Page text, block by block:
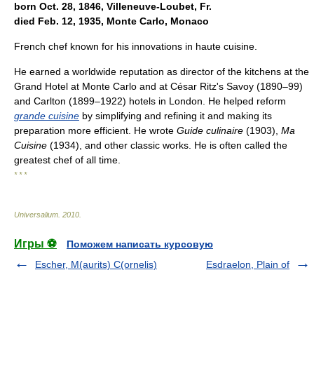
born Oct. 28, 1846, Villeneuve-Loubet, Fr.
died Feb. 12, 1935, Monte Carlo, Monaco
French chef known for his innovations in haute cuisine.
He earned a worldwide reputation as director of the kitchens at the
Grand Hotel at Monte Carlo and at César Ritz's Savoy (1890–99)
and Carlton (1899–1922) hotels in London. He helped reform
grande cuisine by simplifying and refining it and making its
preparation more efficient. He wrote Guide culinaire (1903), Ma
Cuisine (1934), and other classic works. He is often called the
greatest chef of all time.
* * *
Universalium 2010
Игры ⚽
Поможем написать курсовую
Escher, M(aurits) C(ornelis)
Esdraelon, Plain of